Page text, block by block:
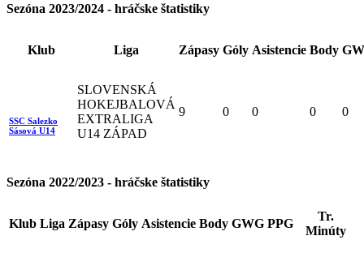
Sezóna 2023/2024 - hráčske štatistiky
Klub Liga Zápasy Góly Asistencie Body
SSC Salezko
Sásová U14
SLOVENSKÁ
HOKEJBALOVÁ
EXTRALIGA
U14 ZÁPAD
9 0 0 0 0
Sezóna 2022/2023 - hráčske štatistiky
Klub Liga Zápasy Góly Asistencie Body GWG PPG
Tr.
Minúty